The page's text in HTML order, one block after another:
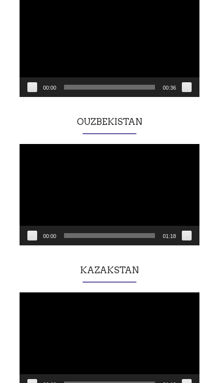
00:00 00:36
OUZBEKISTAN
00:00 01:18
KAZAKSTAN